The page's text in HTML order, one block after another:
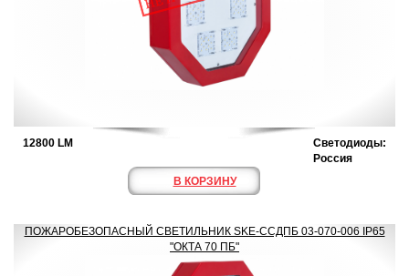
12800 LM
Светодиоды:
Россия
В КОРЗИНУ
ПОЖАРОБЕЗОПАСНЫЙ СВЕТИЛЬНИК SKE-ССДПБ 03-070-006 IP65
"ОКТА 70 ПБ"